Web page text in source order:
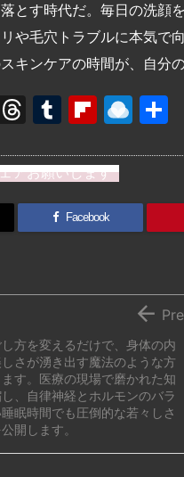
とす時代だ。毎日の洗顔
や毛穴トラブルに本気で
キンケアの時間が、自分
Bl
T
e
a
d
T
m
bl
r
Fl
b
o
ar
R
n
dr
o
アお願いします
Facebook
方を変えるだけで、身体の内
さが湧き出す魔法のような方
す。医療の現場で磨かれた知
、自律神経とホルモンのバラ
眠時間でも圧倒的な若々しさ
開します。
